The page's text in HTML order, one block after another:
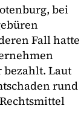
bei
Fall hatte
Laut
rund